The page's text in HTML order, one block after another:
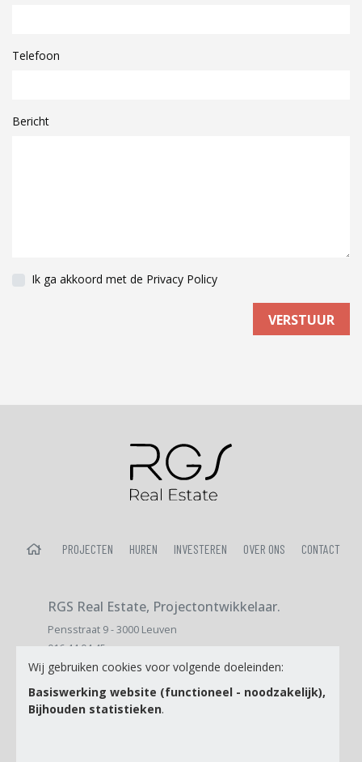
Telefoon
Bericht
Ik ga akkoord met de Privacy Policy
HOME PROJECTEN HUREN INVESTEREN OVER ONS CONTACT
RGS Real Estate, Projectontwikkelaar.
Pensstraat 9 - 3000 Leuven
016 44 04 45
sales@immopatrimo.be
Wij gebruiken cookies voor volgende doeleinden:
Basiswerking website (functioneel - noodzakelijk),
Bijhouden statistieken.